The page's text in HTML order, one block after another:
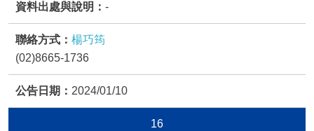
-
楊巧筠
(02)8665-1736
2024/01/10
16